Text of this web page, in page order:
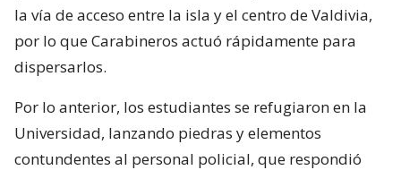
la vía de acceso entre la isla y el centro de Valdivia,
por lo que Carabineros actuó rápidamente para
dispersarlos.
Por lo anterior, los estudiantes se refugiaron en la
Universidad, lanzando piedras y elementos
contundentes al personal policial, que respondió